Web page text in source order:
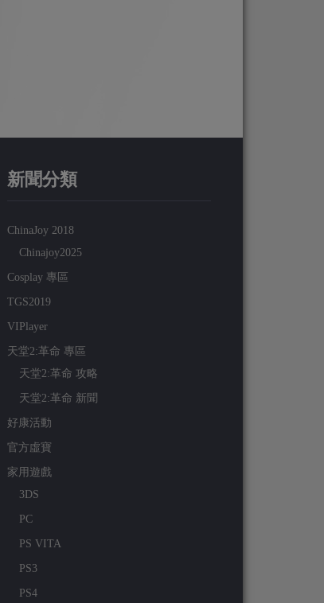
新聞分類
ChinaJoy 2018
Chinajoy2025
Cosplay 專區
TGS2019
VIPlayer
天堂2:革命 專區
天堂2:革命 攻略
天堂2:革命 新聞
好康活動
官方虛寶
家用遊戲
3DS
PC
PS VITA
PS3
PS4